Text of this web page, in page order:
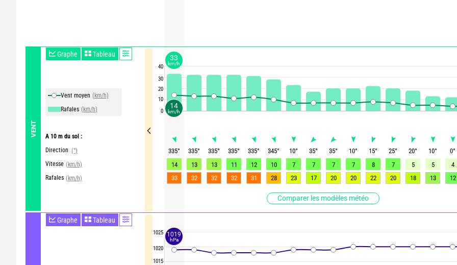
VENT
Graphe Tableau
Vent moyen (km/h)
Rafales (km/h)
A 10 m du sol :
Direction (°)
Vitesse (km/h)
Rafales (km/h)
Comparer les modèles météo
Graphe Tableau
40
30
20
10
0
1025
1020
1015
335° 335° 335° 335° 335° 345° 10° 35° 35° 10° 15° 25° 20° 10° 0°
14
13 13 11 12 10 7 7 7 7 8 7 5 5 4
33
32 32 32 31 28 23 17 20 20 22 20 18 13 12
14
km/h
33
km/h
1019
hPa